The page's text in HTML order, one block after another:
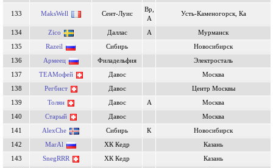
133 MaksWell Сент-Луис
Вр,
А
Усть-Каменогорск, Ка
134 Zico Даллас А
Мурманск
135
Razeil Сибирь
Новосибирск
136
Армеец Филадельфия
Электросталь
137
TEAMофей Давос
Москва
138
Регбист Давос
Центр Москвы
139
Толян Давос А
Москва
140
Старый Давос
Москва
141
AlexChe Сибирь К
Новосибирск
142
MarAl ХК Кедр
Казань
143
SnegRRR ХК Кедр
Казань